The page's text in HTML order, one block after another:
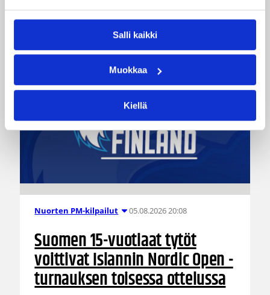
Salli kaikki
Muokkaa
Kiellä
ja yhden torjunnan.
Nuorten PM-kilpailut 05.08.2026 20:08
Suomen 15-vuotiaat tytöt
voittivat Islannin Nordic Open -
turnauksen toisessa ottelussa